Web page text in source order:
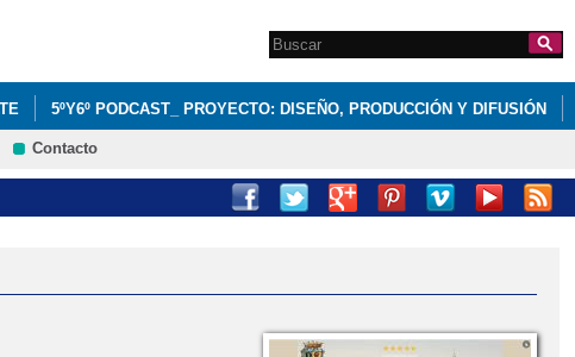
Formulario de
búsqueda
Search this site
5ºY6º PODCAST_ PROYECTO: DISEÑO, PRODUCCIÓN Y DIFUSIÓN
Contacto